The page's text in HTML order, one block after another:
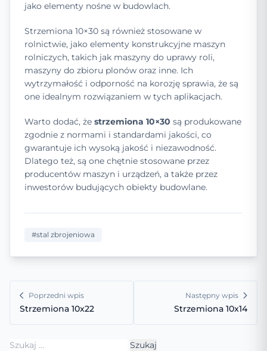
jako elementy nośne w budowlach.
Strzemiona 10×30 są również stosowane w
rolnictwie, jako elementy konstrukcyjne maszyn
rolniczych, takich jak maszyny do uprawy roli,
maszyny do zbioru plonów oraz inne. Ich
wytrzymałość i odporność na korozję sprawia, że są
one idealnym rozwiązaniem w tych aplikacjach.
Warto dodać, że strzemiona 10×30 są produkowane
zgodnie z normami i standardami jakości, co
gwarantuje ich wysoką jakość i niezawodność.
Dlatego też, są one chętnie stosowane przez
producentów maszyn i urządzeń, a także przez
inwestorów budujących obiekty budowlane.
#stal zbrojeniowa
Poprzedni wpis
Strzemiona 10x22
Następny wpis
Strzemiona 10x14
Szukaj: